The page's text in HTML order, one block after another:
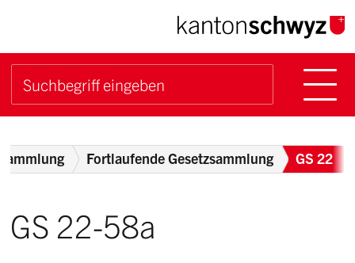
Navigieren im Kanton
Schnellnavigation
Suchbegriff
Breadcrumb
Fortlaufende Gesetzsammlung GS 22
GS 22-58a